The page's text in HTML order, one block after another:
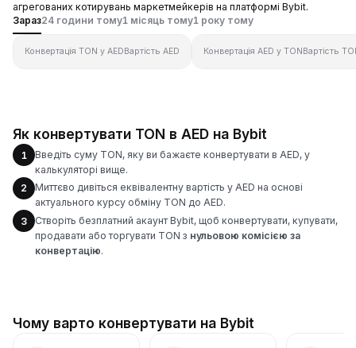
агрегованих котирувань маркетмейкерів на платформі Bybit.
Зараз24 години тому1 місяць тому1 року тому
Конвертація TON у AEDВартість AED Конвертація AED у TONВартість
Як конвертувати TON в AED на Bybit
1
Введіть суму TON, яку ви бажаєте конвертувати в AED, у
калькуляторі вище.
2
Миттєво дивіться еквівалентну вартість у AED на основі
актуального курсу обміну TON до AED.
3
Створіть безплатний акаунт Bybit, щоб конвертувати, купувати,
продавати або торгувати TON з нульовою комісією за
конвертацію.
Чому варто конвертувати на Bybit